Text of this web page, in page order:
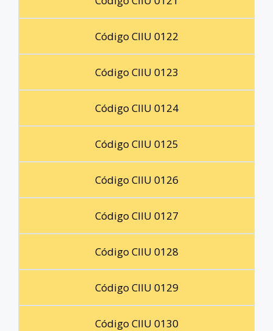
Código CIIU 0122
Código CIIU 0123
Código CIIU 0124
Código CIIU 0125
Código CIIU 0126
Código CIIU 0127
Código CIIU 0128
Código CIIU 0129
Código CIIU 0130